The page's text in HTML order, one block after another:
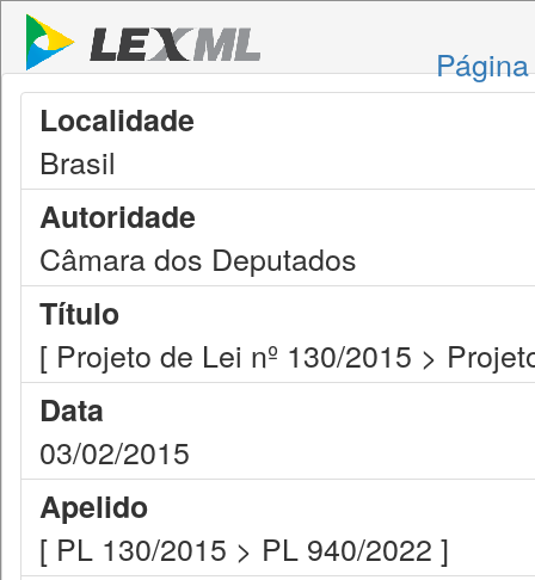
Localidade
Brasil
Autoridade
Câmara dos Deputados
Título
[ Projeto de Lei nº 130/2015 >
Data
03/02/2015
Apelido
[ PL 130/2015 > PL 940/2022 ]